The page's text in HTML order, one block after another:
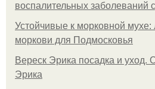
воспалительных заболеваний
Устойчивые к морковной мухе:
моркови для Подмосковья
Вереск Эрика посадка и уход.
Эрика